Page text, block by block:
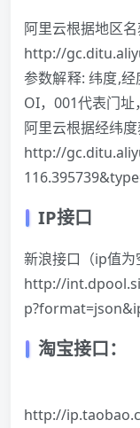
阿里云根据地区名
http://
参数解释: 纬度,
OI，001代表门
阿里云根据经纬度
http://
IP接口
新浪接口（ip值为
http://
淘宝接口：
http://